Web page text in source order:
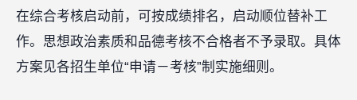
在综合考核启动前，可按成绩排名，启动顺位替补工
作。思想政治素质和品德考核不合格者不予录取。具体
方案见各招生单位“申请－考核”制实施细则。